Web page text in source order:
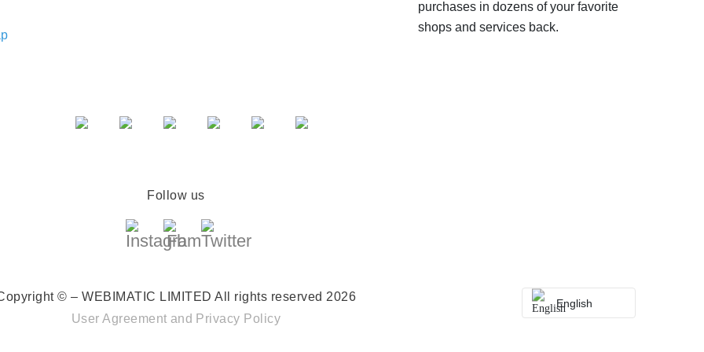
purchases in dozens of your favorite
shops and services back.
Follow us
© – WEBIMATIC LIMITED All rights reserved 2026
User Agreement and Privacy Policy
English